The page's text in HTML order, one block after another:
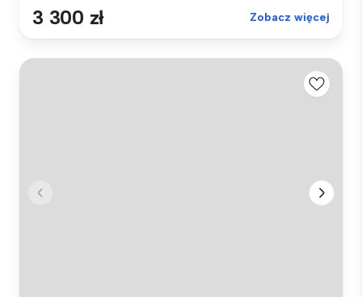
3 300 zł Zobacz więcej